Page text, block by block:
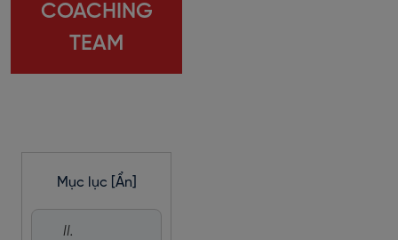
COACHING
TEAM
Mục lục [Ẩn]
II.